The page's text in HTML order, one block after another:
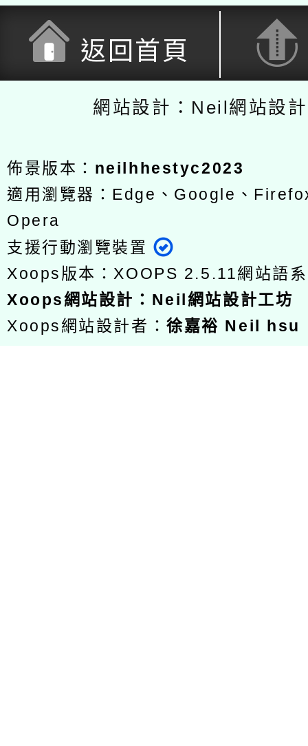
返回首頁
網站設計：Neil網站設
佈景版本： neilhhestyc2023
適用瀏覽器：Edge、Google、
Opera
支援行動瀏覽裝置
Xoops版本：XOOPS 2.5.11網站語
Xoops網站設計 ： Neil網站設計工坊
Xoops網站設計者：徐嘉裕 Neil hsu